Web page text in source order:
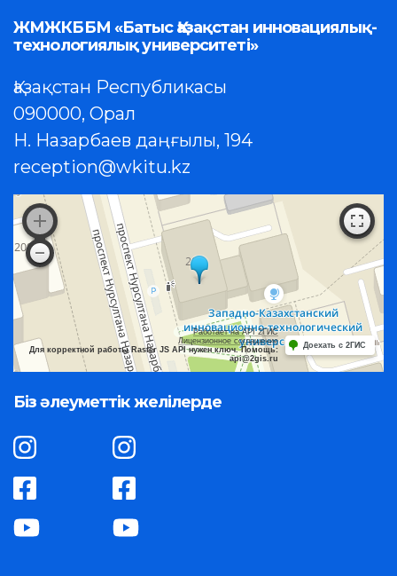
ЖМЖКББМ «Батыс Қазақстан инновациялық-
технологиялық университеті»
Қазақстан Республикасы
090000, Орал
Н. Назарбаев даңғылы, 194
reception@wkitu.kz
Работает на API 2ГИС
Лицензионное соглашение
Для корректной работы Raster JS API нужен ключ. Помощь:
api@2gis.ru
Доехать с 2ГИС
Біз әлеуметтік желілерде